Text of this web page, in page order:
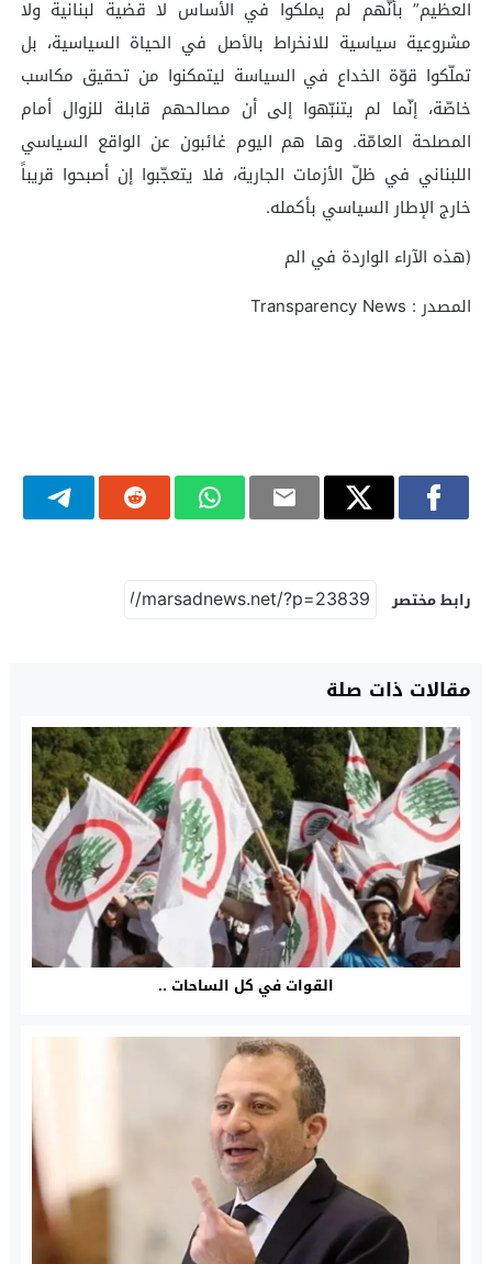
العظيم” بأنّهم لم يملكوا في الأساس لا قضية لبنانية ولا
مشروعية سياسية للانخراط بالأصل في الحياة السياسية، بل
تملّكوا قوّة الخداع في السياسة ليتمكنوا من تحقيق مكاسب
خاصّة، إنّما لم يتنبّهوا إلى أن مصالحهم قابلة للزوال أمام
المصلحة العامّة. وها هم اليوم غائبون عن الواقع السياسي
اللبناني في ظلّ الأزمات الجارية، فلا يتعجّبوا إن أصبحوا قريباً
خارج الإطار السياسي بأكمله.
(هذه الآراء الواردة في الم
المصدر : Transparency News
رابط مختصر
مقالات ذات صلة
القوات في كل الساحات ..